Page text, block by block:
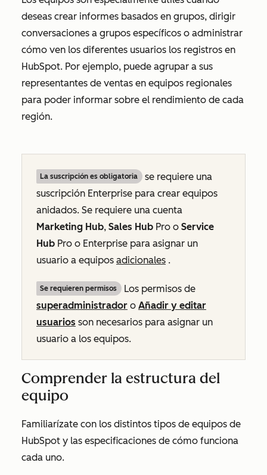
deseas crear informes basados en grupos, dirigir
conversaciones a grupos específicos o administrar
cómo ven los diferentes usuarios los registros en
HubSpot. Por ejemplo, puede agrupar a sus
representantes de ventas en equipos regionales
para poder informar sobre el rendimiento de cada
región.
La suscripción es obligatoria
se requiere una
suscripción Enterprise para crear equipos
anidados. Se requiere una cuenta
Marketing Hub, Sales Hub Pro o Service
Hub Pro o Enterprise para asignar un
usuario a equipos adicionales .
Se requieren permisos
Los permisos de
superadministrador o Añadir y editar
usuarios son necesarios para asignar un
usuario a los equipos.
Comprender la estructura del
equipo
Familiarízate con los distintos tipos de equipos de
HubSpot y las especificaciones de cómo funciona
cada uno.